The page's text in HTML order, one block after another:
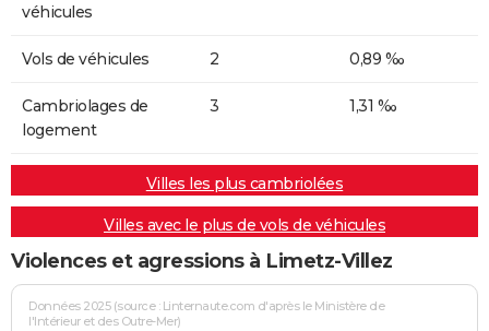
véhicules
Vols de véhicules 2 0,89 ‰
Cambriolages de
logement
3 1,31 ‰
Villes les plus cambriolées
Villes avec le plus de vols de véhicules
Violences et agressions à Limetz-Villez
Données 2025 (source : Linternaute.com d'après le Ministère de
l'Intérieur et des Outre-Mer)